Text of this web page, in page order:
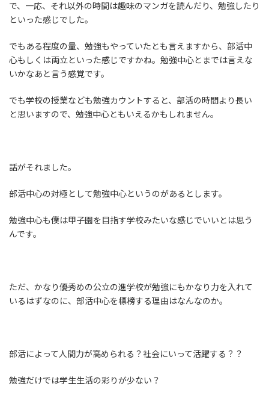
で、一応、それ以外の時間は趣味のマンガを読んだり、勉強したり
といった感じでした。
でもある程度の量、勉強もやっていたとも言えますから、部活中
心もしくは両立といった感じですかね。勉強中心とまでは言えな
いかなあと言う感覚です。
でも学校の授業なども勉強カウントすると、部活の時間より長い
と思いますので、勉強中心ともいえるかもしれません。
話がそれました。
部活中心の対極として勉強中心というのがあるとします。
勉強中心も僕は甲子園を目指す学校みたいな感じでいいとは思う
んです。
ただ、かなり優秀めの公立の進学校が勉強にもかなり力を入れて
いるはずなのに、部活中心を標榜する理由はなんなのか。
部活によって人間力が高められる？社会にいって活躍する？？
勉強だけでは学生生活の彩りが少ない？